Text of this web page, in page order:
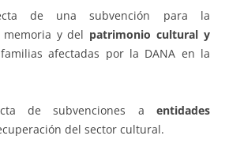
de una subvención para la
y del patrimonio cultural y
afectadas por la DANA en la
de subvenciones a entidades
del sector cultural.